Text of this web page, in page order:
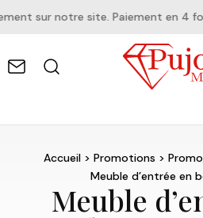
sur notre site. Paiement en 4
Accueil> Promotions >
Meuble d’entrée en
Meuble